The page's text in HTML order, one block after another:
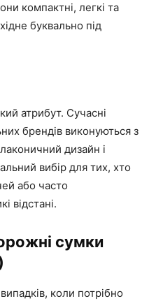
компактні, легкі та
буквально під
атрибут. Сучасні
брендів виконуються з
дизайн і
вибір для тих, хто
або часто
відстані.
сумки
коли потрібно